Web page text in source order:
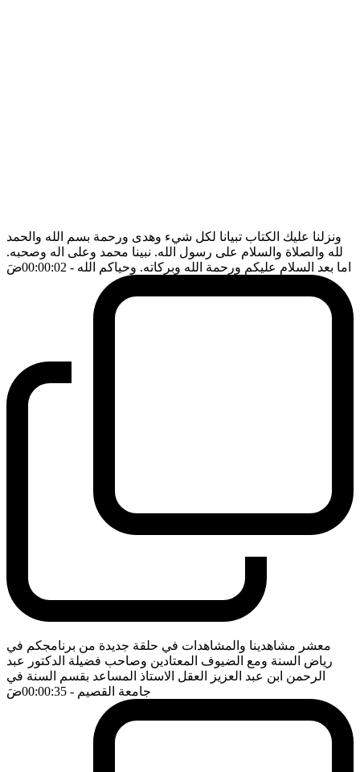
ونزلنا عليك الكتاب تبيانا لكل شيء وهدى ورحمة بسم الله والحمد
لله والصلاة والسلام على رسول الله. نبينا محمد وعلى اله وصحبه.
اما بعد السلام عليكم ورحمة الله وبركاته. وحياكم الله - 00:00:02 ضَ
معشر مشاهدينا والمشاهدات في حلقة جديدة من برنامجكم في
رياض السنة ومع الضيوف المعتادين وصاحب فضيلة الدكتور عبد
الرحمن ابن عبد العزيز العقل الاستاذ المساعد بقسم السنة في
جامعة القصيم - 00:00:35 ضَ